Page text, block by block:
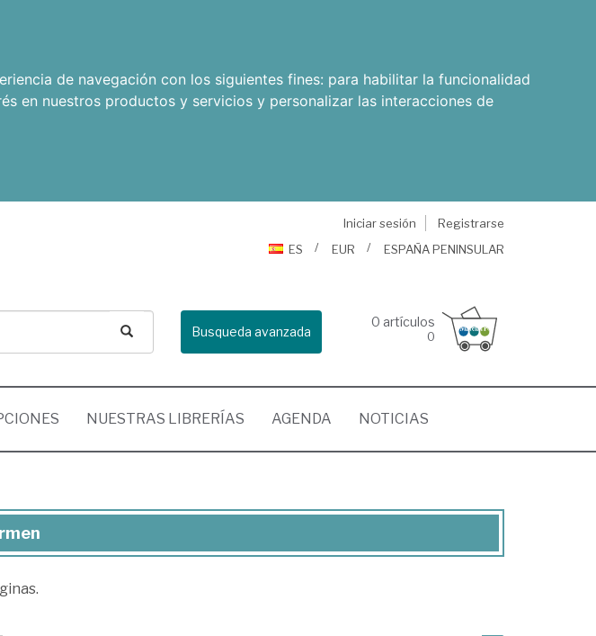
de navegación con los siguientes fines: para habilitar la funcionalidad
en nuestros productos y servicios y personalizar las interacciones de
Iniciar sesión
Registrarse
ES
EUR ESPAÑA PENINSULAR
Busqueda avanzada
0 artículos
0
NUESTRAS LIBRERÍAS AGENDA NOTICIAS